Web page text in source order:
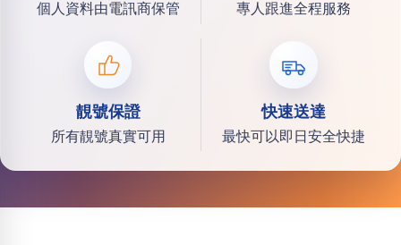
個人資料由電訊商保管 專人跟進全程服務
靚號保證
所有靚號真實可用
快速送達
最快可以即日安全快捷